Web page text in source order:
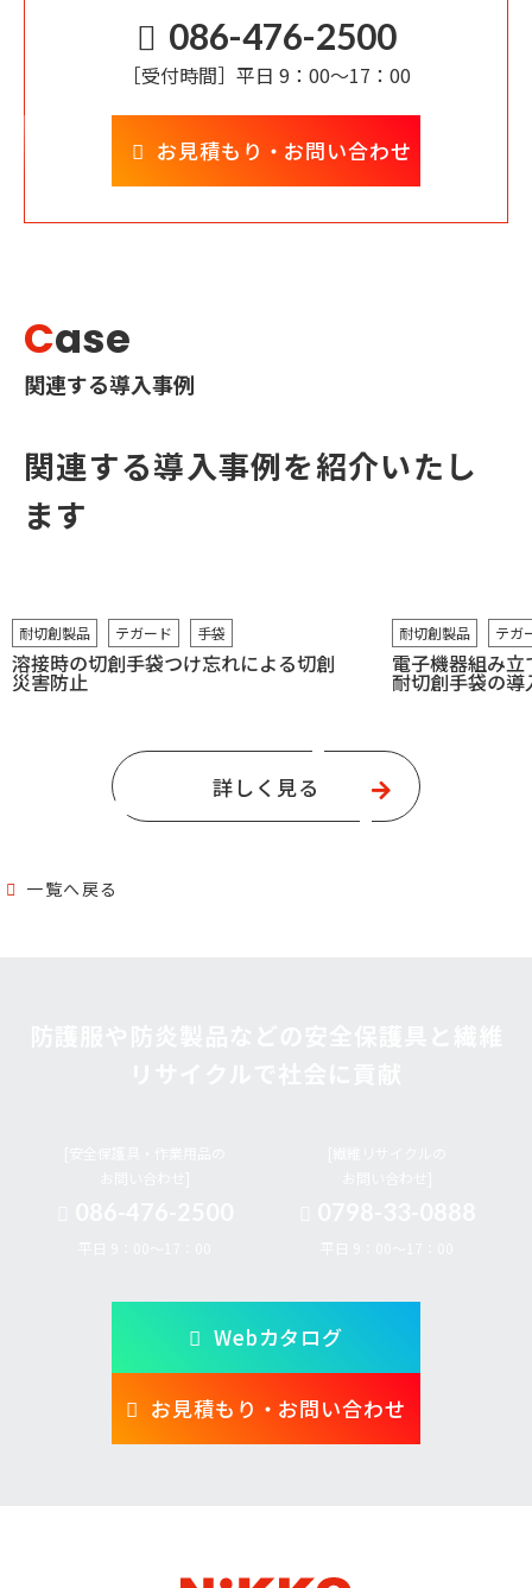
086-476-2500
［受付時間］ 平日 9：00～17：00
お見積もり・お問い合わせ
Case
関連する導入事例
関連する導入事例を紹介いたし
ます
耐切創製品 テガード 手袋
溶接時の切創手袋つけ忘れによる切創
災害防止
耐切創製品 テガ
電子機器組み
耐切創手袋の導
詳しく見る
一覧へ戻る
Webカタログ
お見積もり・お問い合わせ